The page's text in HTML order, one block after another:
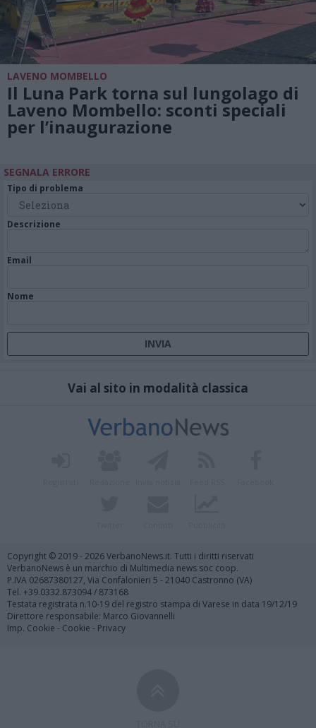
LAVENO MOMBELLO
Il Luna Park torna sul lungolago di
Laveno Mombello: sconti speciali
per l’inaugurazione
SEGNALA ERRORE
Tipo di problema
Descrizione
Email
Nome
Vai al sito in modalità classica
Copyright © 2019 - 2026 VerbanoNews.it. Tutti i diritti riservati
VerbanoNews è un marchio di Multimedia news soc coop.
P.IVA 02687380127, Via Confalonieri 5 - 21040 Castronno (VA)
Tel. +39.0332.873094 / 873168
Testata registrata n.10-19 del registro stampa di Varese in data 19/12/19
Direttore responsabile: Marco Giovannelli
Imp. Cookie - Cookie - Privacy